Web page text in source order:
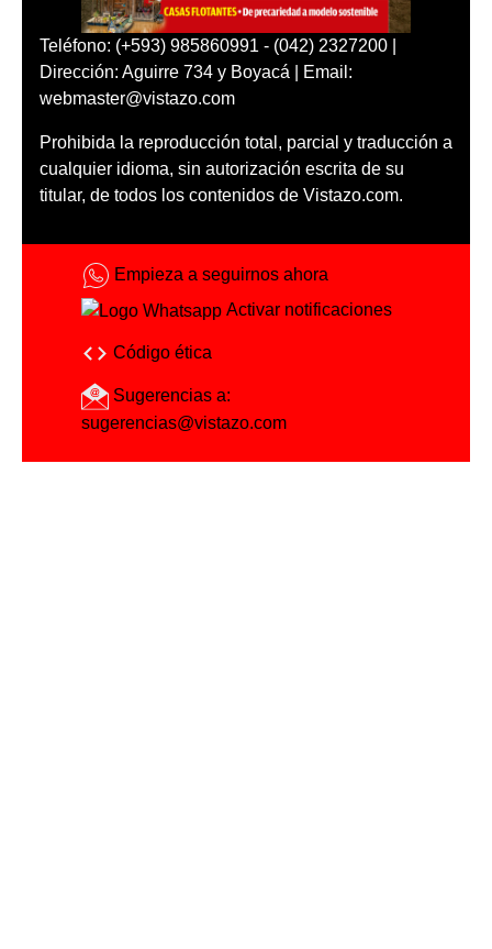
Teléfono: (+593) 985860991 - (042) 2327200 |
Dirección: Aguirre 734 y Boyacá | Email:
webmaster@vistazo.com
Prohibida la reproducción total, parcial y traducción a
cualquier idioma, sin autorización escrita de su
titular, de todos los contenidos de Vistazo.com.
Empieza a seguirnos ahora
Activar notificaciones
Código ética
Sugerencias a:
sugerencias@vistazo.com